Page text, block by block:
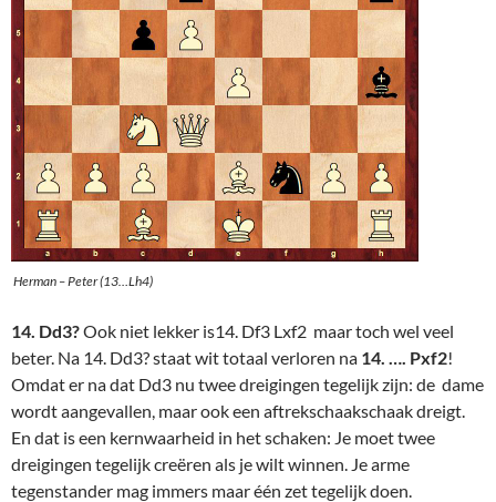
Herman – Peter (13…Lh4)
14. Dd3?Ook niet lekker is14. Df3 Lxf2 maar toch wel veel
beter. Na 14. Dd3? staat wit totaal verloren na 14. …. Pxf2!
Omdat er na dat Dd3 nu twee dreigingen tegelijk zijn: de dame
wordt aangevallen, maar ook een aftrekschaakschaak dreigt.
En dat is een kernwaarheid in het schaken: Je moet twee
dreigingen tegelijk creëren als je wilt winnen. Je arme
tegenstander mag immers maar één zet tegelijk doen.